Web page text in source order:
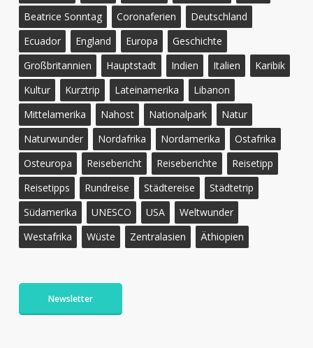
Beatrice Sonntag
Coronaferien
Deutschland
Ecuador
England Europa
Geschichte
Großbritannien
Hauptstadt Indien Italien
Karibik
Kultur
Kurztrip Lateinamerika
Libanon
Mittelamerika
Nahost Nationalpark
Natur
Naturwunder
Nordafrika Nordamerika
Ostafrika
Osteuropa
Reisebericht Reiseberichte
Reisetipp
Reisetipps
Rundreise Städtereise
Städtetrip
Südamerika
UNESCO USA
Weltwunder
Westafrika
Wüste Zentralasien Äthiopien
Newsletter